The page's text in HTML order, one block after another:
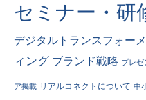
セミナー・研
デジタルトランスフォー
ィング ブランド戦略 プレゼ
ア掲載 リアルコネクトについて 中